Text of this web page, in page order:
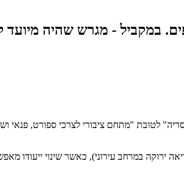
" לטובת "מתחם ציבורי לצרכי ספורט, פנאי
ירוקה במרחב עירוני), כאשר שינוי ייעודו